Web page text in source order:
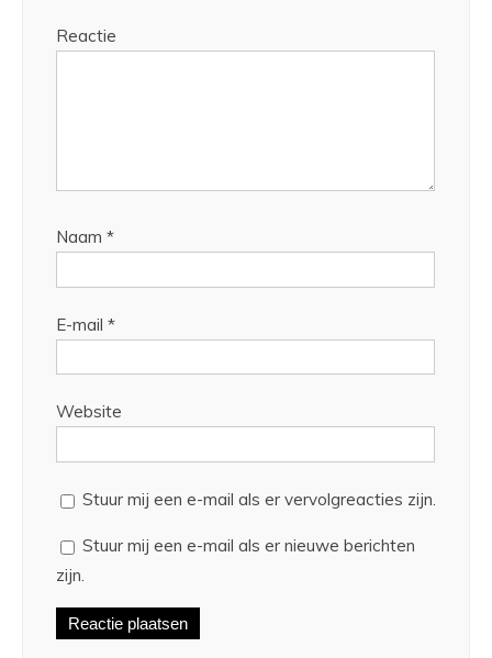
Reactie
Naam *
E-mail *
Website
Stuur mij een e-mail als er vervolgreacties zijn.
Stuur mij een e-mail als er nieuwe berichten
zijn.